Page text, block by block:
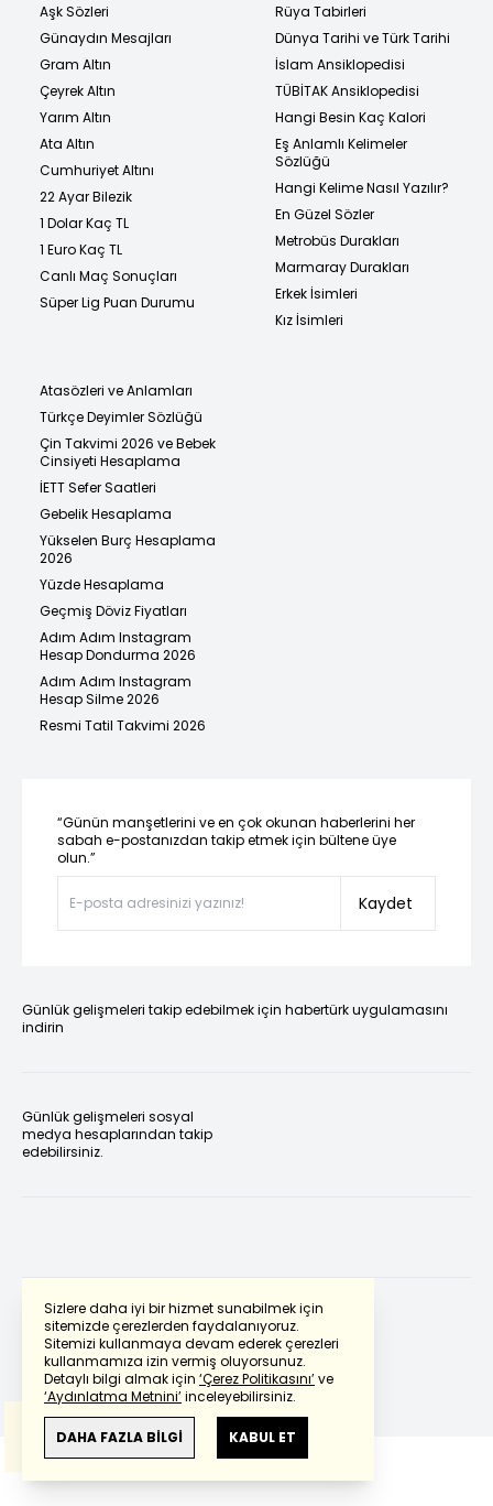
Sizlere daha iyi bir hizmet sunabilmek için
sitemizde çerezlerden faydalanıyoruz.
Sitemizi kullanmaya devam ederek çerezleri
kullanmamıza izin vermiş oluyorsunuz.
Detaylı bilgi almak için ‘Çerez Politikasını’ve
‘Aydınlatma Metnini’inceleyebilirsiniz.
DAHA FAZLA BİLGİ KABUL ET
Aşk Sözleri
Günaydın Mesajları
Gram Altın
Çeyrek Altın
Yarım Altın
Ata Altın
Cumhuriyet Altını
22 Ayar Bilezik
1 Dolar Kaç TL
1 Euro Kaç TL
Canlı Maç Sonuçları
Süper Lig Puan Durumu
Rüya Tabirleri
Dünya Tarihi ve Türk Tarihi
İslam Ansiklopedisi
TÜBİTAK Ansiklopedisi
Hangi Besin Kaç Kalori
Eş Anlamlı Kelimeler
Sözlüğü
Hangi Kelime Nasıl Yazılır?
En Güzel Sözler
Metrobüs Durakları
Marmaray Durakları
Erkek İsimleri
Kız İsimleri
Atasözleri ve Anlamları
Türkçe Deyimler Sözlüğü
Çin Takvimi 2026 ve Bebek
Cinsiyeti Hesaplama
İETT Sefer Saatleri
Gebelik Hesaplama
Yükselen Burç Hesaplama
2026
Yüzde Hesaplama
Geçmiş Döviz Fiyatları
Adım Adım Instagram
Hesap Dondurma 2026
Adım Adım Instagram
Hesap Silme 2026
Resmi Tatil Takvimi 2026
“Günün manşetlerini ve en çok okunan haberlerini her
sabah e-postanızdan takip etmek için bültene üye
olun.”
Kaydet
Günlük gelişmeleri takip edebilmek için habertürk uygulamasını
indirin
Günlük gelişmeleri sosyal
medya hesaplarından takip
edebilirsiniz.
Powered by Translate
Bu çevirideGoogle Transletekullanılmıştır.
Anlam ve çeviri hatalarından
haberturk.com
sorumlu değildir.